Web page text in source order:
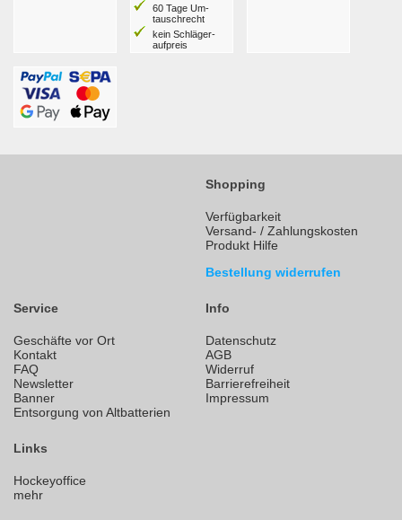
60 Tage Um­
tausch­recht
kein Schläger­
aufpreis
Shopping
Verfügbarkeit
Versand- / Zahlungskosten
Produkt Hilfe
Bestellung widerrufen
Service
Geschäfte vor Ort
Kontakt
FAQ
Newsletter
Banner
Entsorgung von Altbatterien
Info
Datenschutz
AGB
Widerruf
Barrierefreiheit
Impressum
Links
Hockeyoffice
mehr